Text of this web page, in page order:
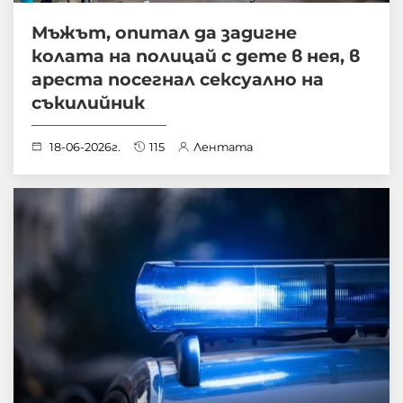
Мъжът, опитал да задигне
колата на полицай с дете в нея, в
ареста посегнал сексуално на
съкилийник
18-06-2026г. 115 Лентата